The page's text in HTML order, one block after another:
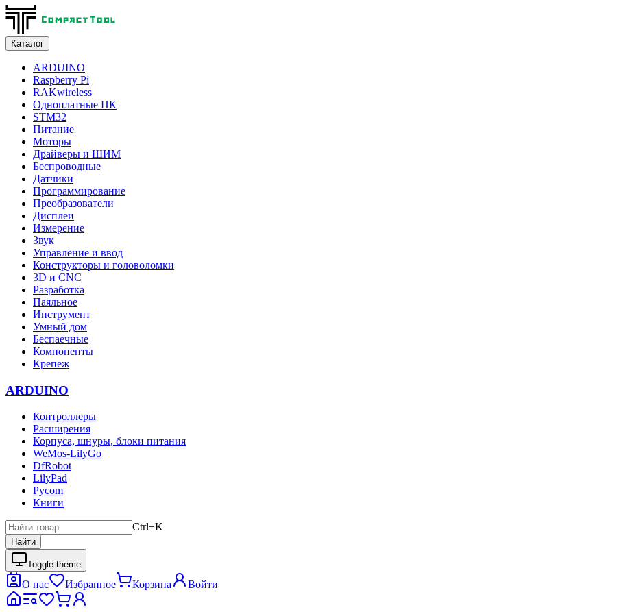
Каталог
ARDUINO
Raspberry Pi
RAKwireless
Одноплатные ПК
STM32
Питание
Моторы
Драйверы и ШИМ
Беспроводные
Датчики
Программирование
Преобразователи
Дисплеи
Измерение
Звук
Управление и ввод
Конструкторы и головоломки
3D и CNC
Разработка
Паяльное
Инструмент
Умный дом
Беспаечные
Компоненты
Крепеж
ARDUINO
Контроллеры
Расширения
Корпуса, шнуры, блоки питания
WeMos-LilyGo
DfRobot
LilyPad
Pycom
Книги
Ctrl+K
Найти
Toggle theme
О нас Избранное Корзина Войти